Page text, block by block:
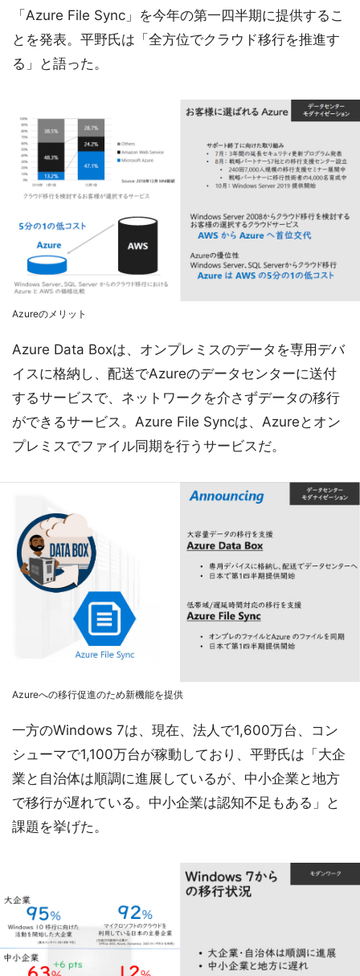
「Azure File Sync」を今年の第一四半期に提供するこ
とを発表。平野氏は「全方位でクラウド移行を推進す
る」と語った。
Azureのメリット
Azure Data Boxは、オンプレミスのデータを専用デバ
イスに格納し、配送でAzureのデータセンターに送付
するサービスで、ネットワークを介さずデータの移行
ができるサービス。Azure File Syncは、Azureとオン
プレミスでファイル同期を行うサービスだ。
Azureへの移行促進のため新機能を提供
一方のWindows 7は、現在、法人で1,600万台、コン
シューマで1,100万台が稼動しており、平野氏は「大企
業と自治体は順調に進展しているが、中小企業と地方
で移行が遅れている。中小企業は認知不足もある」と
課題を挙げた。